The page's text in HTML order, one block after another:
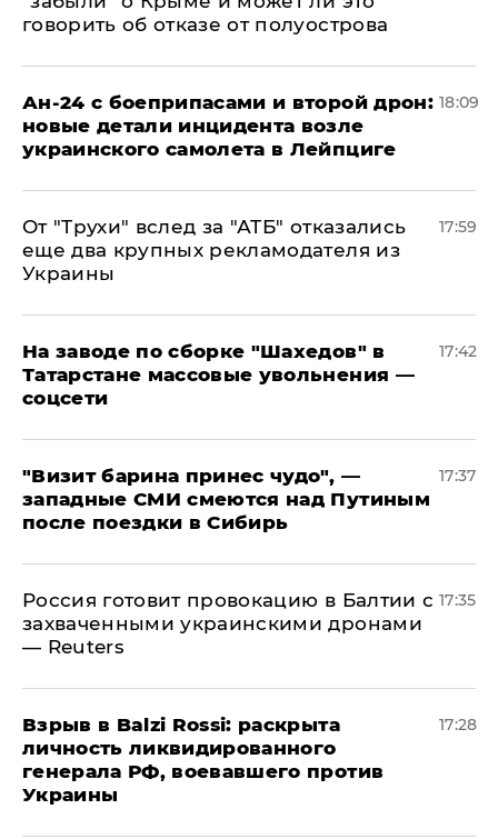
говорить об отказе от полуострова
Ан-24 с боеприпасами и второй дрон:
новые детали инцидента возле
украинского самолета в Лейпциге
18:09
От "Трухи" вслед за "АТБ" отказались
еще два крупных рекламодателя из
Украины
17:59
На заводе по сборке "Шахедов" в
Татарстане массовые увольнения —
соцсети
17:42
"Визит барина принес чудо", —
западные СМИ смеются над Путиным
после поездки в Сибирь
17:37
​Россия готовит провокацию в Балтии с
захваченными украинскими дронами
— Reuters
17:35
​Взрыв в Balzi Rossi: раскрыта
личность ликвидированного
генерала РФ, воевавшего против
Украины
17:28